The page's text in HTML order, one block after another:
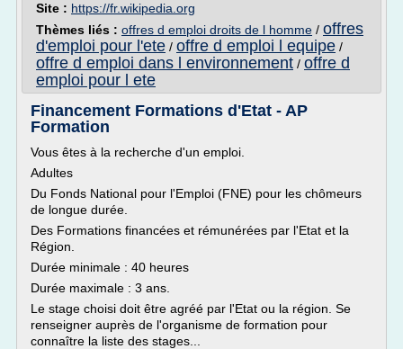
Site : https://fr.wikipedia.org
Thèmes liés : offres d emploi droits de l homme / offres
d'emploi pour l'ete / offre d emploi l equipe /
offre d emploi dans l environnement / offre d
emploi pour l ete
Financement Formations d'Etat - AP
Formation
Vous êtes à la recherche d'un emploi.
Adultes
Du Fonds National pour l'Emploi (FNE) pour les chômeurs
de longue durée.
Des Formations financées et rémunérées par l'Etat et la
Région.
Durée minimale : 40 heures
Durée maximale : 3 ans.
Le stage choisi doit être agréé par l'Etat ou la région. Se
renseigner auprès de l'organisme de formation pour
connaître la liste des stages...